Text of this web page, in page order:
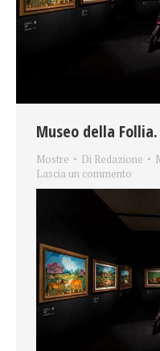
Museo della
Mostre Di Redazione
Lascia un commento